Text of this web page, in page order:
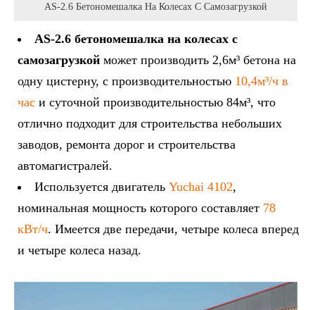
AS-2.6 Бетономешалка На Колесах С Самозагрузкой
AS-2.6 бетономешалка на колесах с
самозагрузкой может производить 2,6м³ бетона на
одну цистерну, с производительностью 10,4м³/ч в
час и суточной производительностью 84м³, что
отлично подходит для строительства небольших
заводов, ремонта дорог и строительства
автомагистралей.
Используется двигатель Yuchai 4102,
номинальная мощность которого составляет 78
кВт/ч. Имеется две передачи, четыре колеса вперед
и четыре колеса назад.